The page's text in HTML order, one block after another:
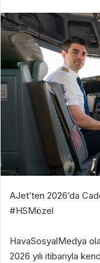
AJet’ten 2026’da
#HSMözel
HavaSosyalMedya
2026 yılı itibarıyla